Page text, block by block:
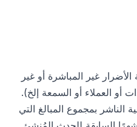
غير المباشرة أو غير
أو العملاء أو السمعة إلخ).
الناشر بمجموع المبالغ التي